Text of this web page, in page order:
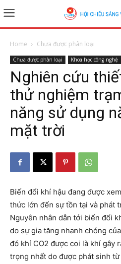
Home Chưa được phân loại
Chưa được phân loại Khoa học công nghệ
Nghiên cứu
thử nghiệm
năng sử dụng
mặt trời
Biến đổi khí hậu đang được
thức lớn đến sự tồn tại và phát
Nguyên nhân dẫn tới biến đổi
do sự gia tăng nhanh chóng
đó khí CO2 được coi là khí gây
trọng nhất do được phát sinh